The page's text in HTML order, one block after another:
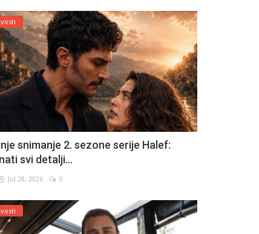
snimanje 2. sezone serije Halef:
svi detalji...
Jul 28, 2026 0